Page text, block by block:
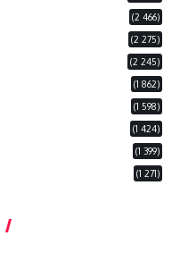
(2 466)
(2 275)
(2 245)
(1 862)
(1 598)
(1 424)
(1 399)
(1 271)